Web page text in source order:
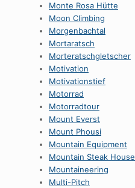
Monte Rosa Hütte
Moon Climbing
Morgenbachtal
Mortaratsch
Morteratschgletscher
Motivation
Motivationstief
Motorrad
Motorradtour
Mount Everst
Mount Phousi
Mountain Equipment
Mountain Steak House
Mountaineering
Multi-Pitch